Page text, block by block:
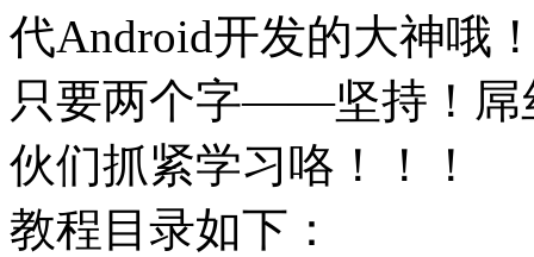
代Android开发的大神哦
只要两个字——坚持！屌
伙们抓紧学习咯！！！
教程目录如下：